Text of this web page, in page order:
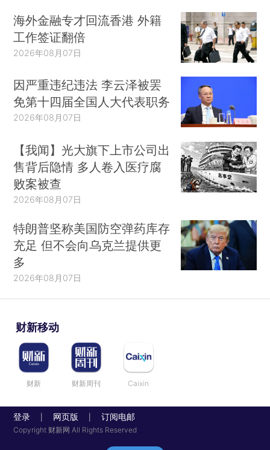
海外金融专才回流香港 外籍
工作签证翻倍
2026年08月07日
因严重违纪违法 李云泽被罢
免第十四届全国人大代表职务
2026年08月07日
【我闻】光大旗下上市公司出
售背后隐情 多人卷入医疗腐
败案被查
2026年08月07日
特朗普坚称美国防空弹药库存
充足 但不会向乌克兰提供更
多
2026年08月07日
财新移动
财新 财新周刊 Caixin
登录 网页版 订阅电邮
Copyright 财新网 All Rights Reserved